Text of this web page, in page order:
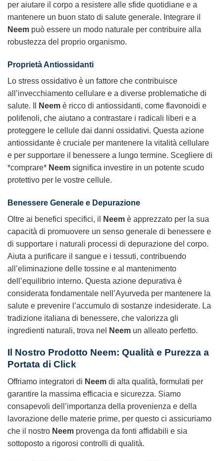
per aiutare il corpo a resistere alle sfide quotidiane e a
mantenere un buon stato di salute generale. Integrare il
Neem può essere un modo naturale per contribuire alla
robustezza del proprio organismo.
Proprietà Antiossidanti
Lo stress ossidativo è un fattore che contribuisce
all’invecchiamento cellulare e a diverse problematiche di
salute. Il
Neem è ricco di antiossidanti, come flavonoidi e
polifenoli, che aiutano a contrastare i radicali liberi e a
proteggere le cellule dai danni ossidativi. Questa azione
antiossidante è cruciale per mantenere la vitalità cellulare
e per supportare il benessere a lungo termine. Scegliere di
*comprare* Neem significa investire in un potente scudo
protettivo per le vostre cellule.
Benessere Generale e Depurazione
Oltre ai benefici specifici, il
Neem è apprezzato per la sua
capacità di promuovere un senso generale di benessere e
di supportare i naturali processi di depurazione del corpo.
Aiuta a purificare il sangue e i tessuti, contribuendo
all’eliminazione delle tossine e al mantenimento
dell’equilibrio interno. Questa azione depurativa è
considerata fondamentale nell’Ayurveda per mantenere la
salute e prevenire l’accumulo di sostanze indesiderate. La
tradizione italiana di benessere, che valorizza gli
ingredienti naturali, trova nel
Neem un alleato perfetto.
Il Nostro Prodotto Neem: Qualità e Purezza a
Portata di Click
Offriamo integratori di Neem di alta qualità, formulati per
garantire la massima efficacia e sicurezza. Siamo
consapevoli dell’importanza della provenienza e della
lavorazione delle materie prime, per questo ci assicuriamo
che il nostro Neem provenga da fonti affidabili e sia
sottoposto a rigorosi controlli di qualità.